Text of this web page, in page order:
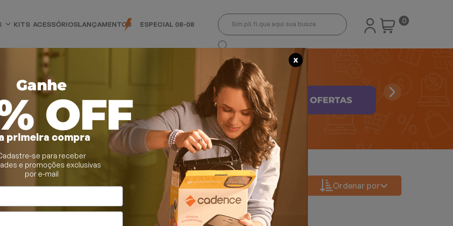
KITS ACESSÓRIOSLANÇAMENTOS ESPECIAL 08-08 0
Ordenar por
X
Ganhe
OFF
primeira compra
se para receber
e promoções exclusivas
por e-mail